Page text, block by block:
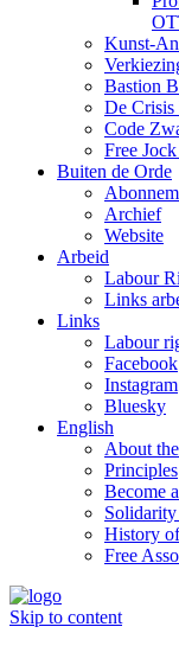
Kunst-
Bastion
De
Code
Free
Buiten de Orde
Archief
Website
Arbeid
Labour
Links
Links
Labour
Facebook
Instagram
Bluesky
English
About
Principles
Become
History
Free
Skip to content